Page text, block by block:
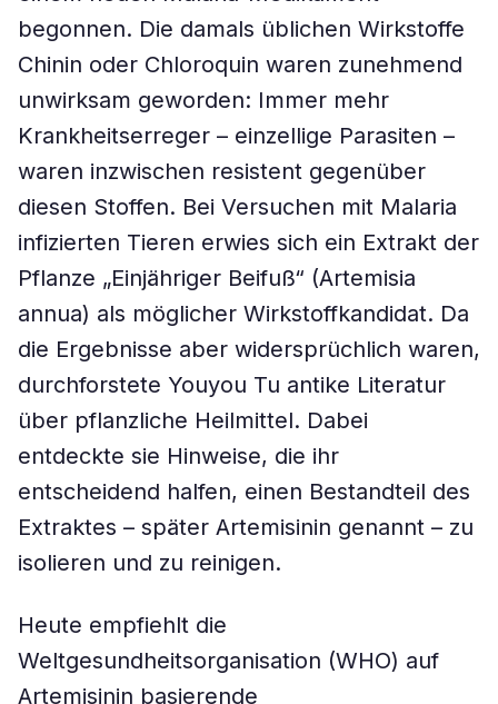
begonnen. Die damals üblichen Wirkstoffe
Chinin oder Chloroquin waren zunehmend
unwirksam geworden: Immer mehr
Krankheitserreger – einzellige Parasiten –
waren inzwischen resistent gegenüber
diesen Stoffen. Bei Versuchen mit Malaria
infizierten Tieren erwies sich ein Extrakt der
Pflanze „Einjähriger Beifuß“ (Artemisia
annua) als möglicher Wirkstoffkandidat. Da
die Ergebnisse aber widersprüchlich waren,
durchforstete Youyou Tu antike Literatur
über pflanzliche Heilmittel. Dabei
entdeckte sie Hinweise, die ihr
entscheidend halfen, einen Bestandteil des
Extraktes – später Artemisinin genannt – zu
isolieren und zu reinigen.
Heute empfiehlt die
Weltgesundheitsorganisation (WHO) auf
Artemisinin basierende